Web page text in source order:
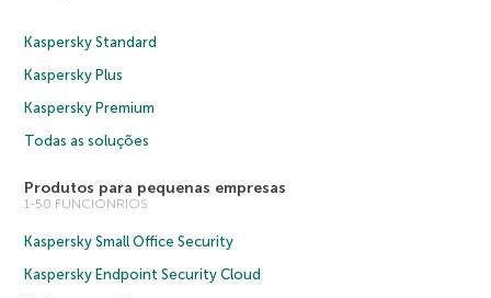
Kaspersky Standard
Kaspersky Plus
Kaspersky Premium
Todas as soluções
Produtos para pequenas empresas
1-50 FUNCIONRIOS
Kaspersky Small Office Security
Kaspersky Endpoint Security Cloud